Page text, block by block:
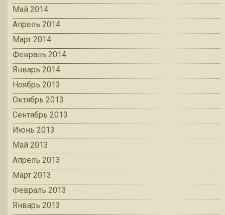
Май 2014
Апрель 2014
Март 2014
Февраль 2014
Январь 2014
Ноябрь 2013
Октябрь 2013
Сентябрь 2013
Июнь 2013
Май 2013
Апрель 2013
Март 2013
Февраль 2013
Январь 2013